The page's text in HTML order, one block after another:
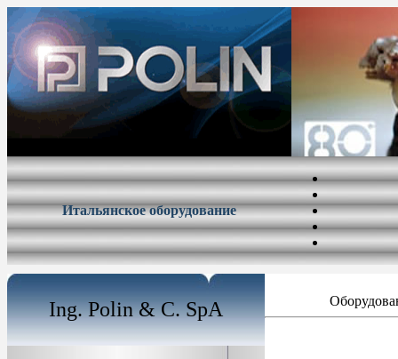
Итальянское оборудование
Ing. Polin & C. SpA